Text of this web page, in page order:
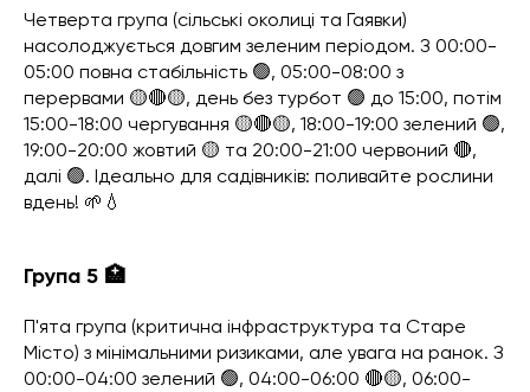
Четверта група (сільські околиці та Гаявки)
насолоджується довгим зеленим періодом. З 00:00-
05:00 повна стабільність 🟢, 05:00-08:00 з
перервами 🟡🔴🟡, день без турбот 🟢 до 15:00, потім
15:00-18:00 чергування 🟡🔴🟡, 18:00-19:00 зелений 🟢,
19:00-20:00 жовтий 🟡 та 20:00-21:00 червоний 🔴,
далі 🟢. Ідеально для садівників: поливайте рослини
вдень! 🌱💧
Група 5 🏥
П'ята група (критична інфраструктура та Старе
Місто) з мінімальними ризиками, але увага на ранок. З
00:00-04:00 зелений 🟢, 04:00-06:00 🔴🟡, 06:00-